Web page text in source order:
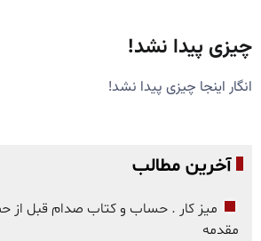
چیزی پیدا نشد!
انگار اینجا چیزی پیدا نشد!
آخرین مطالب
میز کار . حساب و کتاب صدام قبل از
مقدمه